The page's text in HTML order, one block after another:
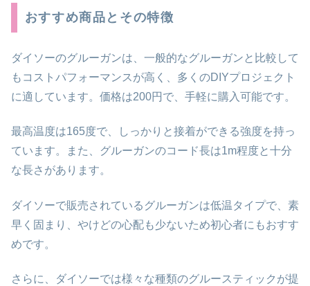
おすすめ商品とその特徴
ダイソーのグルーガンは、一般的なグルーガンと比較して
もコストパフォーマンスが高く、多くのDIYプロジェクト
に適しています。価格は200円で、手軽に購入可能です。
最高温度は165度で、しっかりと接着ができる強度を持っ
ています。また、グルーガンのコード長は1m程度と十分
な長さがあります。
ダイソーで販売されているグルーガンは低温タイプで、素
早く固まり、やけどの心配も少ないため初心者にもおすす
めです。
さらに、ダイソーでは様々な種類のグルースティックが提